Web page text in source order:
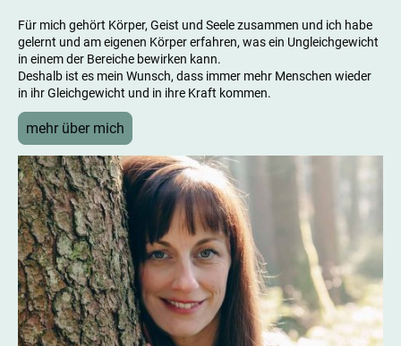
Für mich gehört Körper, Geist und Seele zusammen und ich habe
gelernt und am eigenen Körper erfahren, was ein Ungleichgewicht
in einem der Bereiche bewirken kann.
Deshalb ist es mein Wunsch, dass immer mehr Menschen wieder
in ihr Gleichgewicht und in ihre Kraft kommen.
mehr über mich